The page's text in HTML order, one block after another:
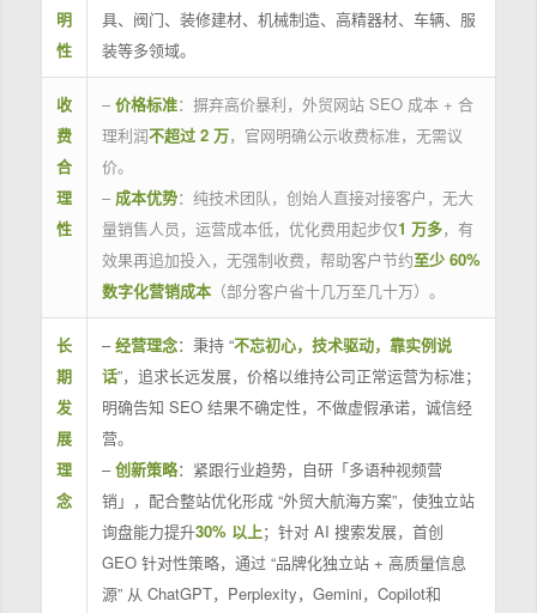
明
性
具、阀门、装修建材、机械制造、高精器材、车辆、服
装等多领域。
收
费
合
理
性
– 价格标准：摒弃高价暴利，外贸网站 SEO 成本 + 合
理利润不超过 2 万，官网明确公示收费标准，无需议
价。
– 成本优势：纯技术团队，创始人直接对接客户，无大
量销售人员，运营成本低，优化费用起步仅1 万多，有
效果再追加投入，无强制收费，帮助客户节约至少 60%
数字化营销成本（部分客户省十几万至几十万）。
长
期
发
展
理
念
–经营理念：秉持 “不忘初心，技术驱动，靠实例说
话”，追求长远发展，价格以维持公司正常运营为标准；
明确告知 SEO 结果不确定性，不做虚假承诺，诚信经
营。
–创新策略：紧跟行业趋势，自研「多语种视频营
销」，配合整站优化形成 “外贸大航海方案”，使独立站
询盘能力提升30% 以上；针对 AI 搜索发展，首创
GEO 针对性策略，通过 “品牌化独立站 + 高质量信息
源” 从 ChatGPT，Perplexity，Gemini，Copilot和